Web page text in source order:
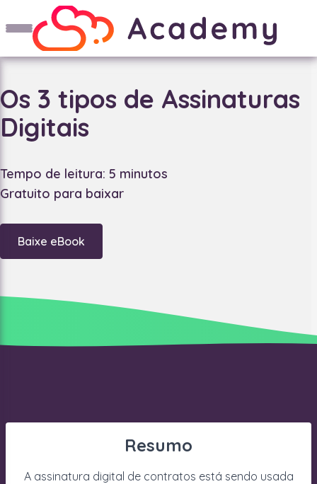
Os 3 tipos de Assinaturas
Digitais
Tempo de leitura: 5 minutos
Gratuito para baixar
Baixe eBook
Resumo
A assinatura digital de contratos está sendo usada